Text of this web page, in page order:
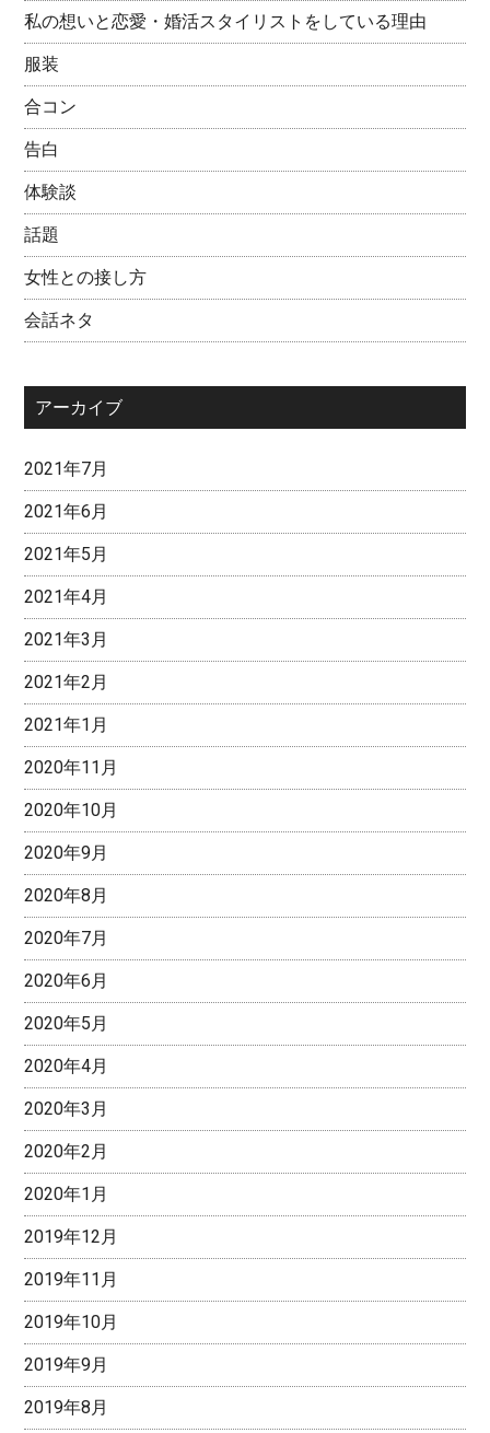
私の想いと恋愛・婚活スタイリストをしている理由
服装
合コン
告白
体験談
話題
女性との接し方
会話ネタ
アーカイブ
2021年7月
2021年6月
2021年5月
2021年4月
2021年3月
2021年2月
2021年1月
2020年11月
2020年10月
2020年9月
2020年8月
2020年7月
2020年6月
2020年5月
2020年4月
2020年3月
2020年2月
2020年1月
2019年12月
2019年11月
2019年10月
2019年9月
2019年8月